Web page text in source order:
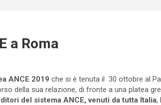
a Roma
ANCE 2019 che si è tenuta il 30 ottobre al
della sua relazione, di fronte a una platea
del sistema ANCE, venuti da tutta Italia,